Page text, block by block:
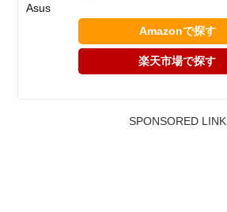
Asus
Amazonで探す
楽天市場で探す
SPONSORED LINK